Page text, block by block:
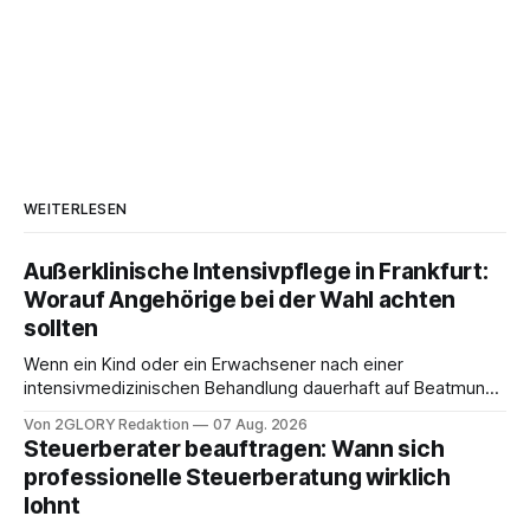
WEITERLESEN
Außerklinische Intensivpflege in Frankfurt:
Worauf Angehörige bei der Wahl achten
sollten
Wenn ein Kind oder ein Erwachsener nach einer
intensivmedizinischen Behandlung dauerhaft auf Beatmung
angewiesen ist, stellt sich für Familien eine schwierige
Frage: Muss die Versorgung dauerhaft in der Klinik bleiben –
oder ist ein Leben zu Hause möglich? Die außerklinische
Intensivpflege bietet genau diese Alternative: Sie
Von 2GLORY Redaktion 07 Aug. 2026
Steuerberater beauftragen: Wann sich
professionelle Steuerberatung wirklich
lohnt